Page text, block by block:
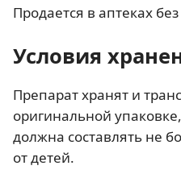
Продается в аптеках
Условия
Препарат хранят и
оригинальной
должна составлять не
от детей.